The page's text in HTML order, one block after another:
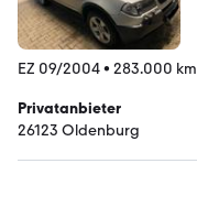
EZ 09/2004• 283.000 km
Privatanbieter
26123 Oldenburg